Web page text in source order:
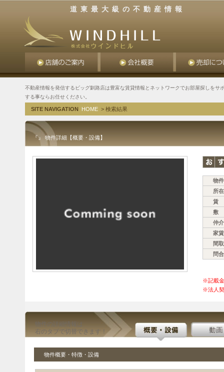
道東最大級の不動産情報
不動産情報を発信するビッグ釧路店は豊富な賃貸情報とネットワークでお部屋探しをサ
する事ならお任せください。
SITE NAVIGATION HOME > 検索結果
『』 物件詳細【概要・設備】
物
所
賃
敷
仲
家
間
問
※記載
※法人契
物件の詳細情報は
右のタブで切替できます！
物件概要・特徴・設備